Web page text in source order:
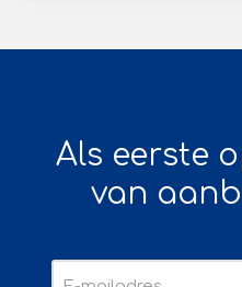
Als eerste
van